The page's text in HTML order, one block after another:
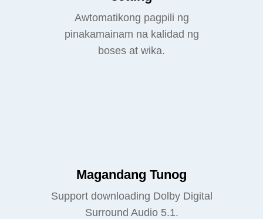
Awtomatikong pagpili ng
pinakamainam na kalidad ng
boses at wika.
Magandang Tunog
Support downloading Dolby Digital
Surround Audio 5.1.